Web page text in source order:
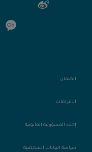
الضمان
الالتزامات
إخلاء المسؤولية القانونية
سياسة البيانات الشخصية